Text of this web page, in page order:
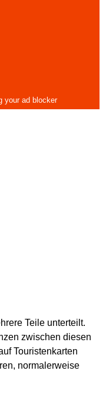
Teile unterteilt.
zwischen diesen
Touristenkarten
normalerweise